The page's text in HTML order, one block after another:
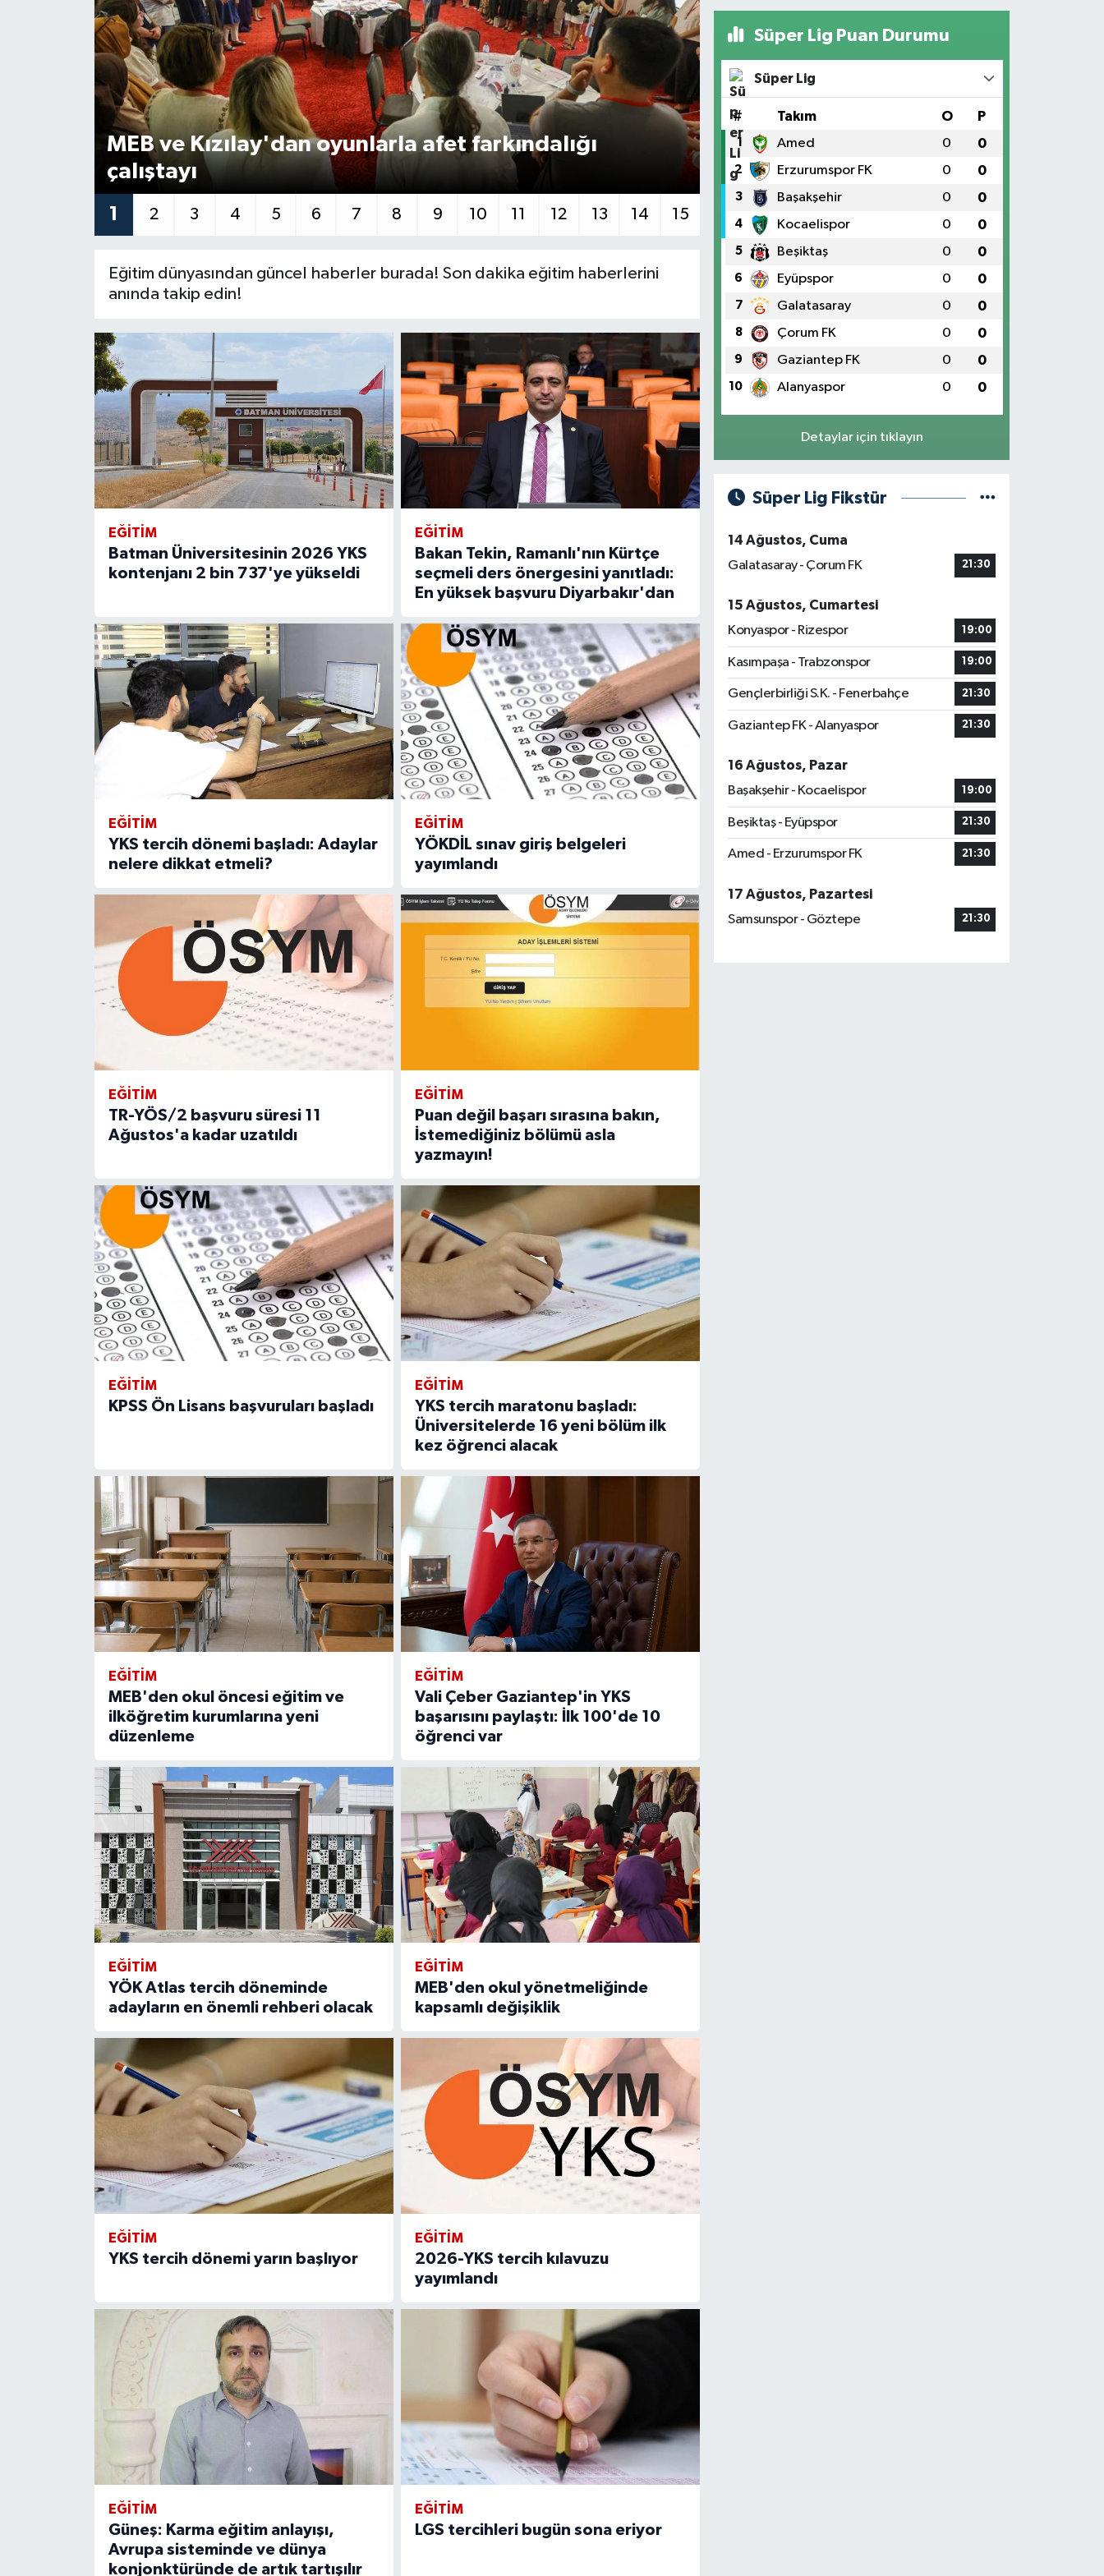
MEB ve Kızılay'dan oyunlarla afet farkındalığı
çalıştayı
İstanbul'da LGS sonuçlarıyla en
açıklandı
1 2 3 4 5 6 7 8 9 10 11 12 13 14 15
Eğitim dünyasından güncel haberler burada! Son dakika eğitim haberlerini
anında takip edin!
EĞITIM
Batman Üniversitesinin 2026 YKS
kontenjanı 2 bin 737'ye yükseldi
EĞITIM
Bakan Tekin, Ramanlı'nın Kürtçe
seçmeli ders önergesini yanıtladı:
En yüksek başvuru Diyarbakır'dan
EĞITIM
YKS tercih dönemi başladı: Adaylar
nelere dikkat etmeli?
EĞITIM
YÖKDİL sınav giriş belgeleri
yayımlandı
EĞITIM
TR-YÖS/2 başvuru süresi 11
Ağustos'a kadar uzatıldı
EĞITIM
Puan değil başarı sırasına bakın,
İstemediğiniz bölümü asla
yazmayın!
EĞITIM
KPSS Ön Lisans başvuruları başladı
EĞITIM
YKS tercih maratonu başladı:
Üniversitelerde 16 yeni bölüm ilk
kez öğrenci alacak
EĞITIM
MEB'den okul öncesi eğitim ve
ilköğretim kurumlarına yeni
düzenleme
EĞITIM
Vali Çeber Gaziantep'in YKS
başarısını paylaştı: İlk 100'de 10
öğrenci var
EĞITIM
YÖK Atlas tercih döneminde
adayların en önemli rehberi olacak
EĞITIM
MEB'den okul yönetmeliğinde
kapsamlı değişiklik
EĞITIM
YKS tercih dönemi yarın başlıyor
EĞITIM
2026-YKS tercih kılavuzu
yayımlandı
EĞITIM
Güneş: Karma eğitim anlayışı,
Avrupa sisteminde ve dünya
konjonktüründe de artık tartışılır
EĞITIM
LGS tercihleri bugün sona eriyor
Süper Lig Puan Durumu
Süper Lig
# Takım O P
1 Amed 0 0
2 Erzurumspor FK 0 0
3 Başakşehir 0 0
4 Kocaelispor 0 0
5 Beşiktaş 0 0
6 Eyüpspor 0 0
7 Galatasaray 0 0
8 Çorum FK 0 0
9 Gaziantep FK 0 0
10 Alanyaspor 0 0
Detaylar için tıklayın
Süper Lig Fikstür
14 Ağustos, Cuma
Galatasaray - Çorum FK
21:30
15 Ağustos, Cumartesi
Konyaspor - Rizespor
19:00
Kasımpaşa - Trabzonspor 19:00
Gençlerbirliği S.K. - Fenerbahçe 21:30
Gaziantep FK - Alanyaspor 21:30
16 Ağustos, Pazar
Başakşehir - Kocaelispor
19:00
Beşiktaş - Eyüpspor 21:30
Amed - Erzurumspor FK 21:30
17 Ağustos, Pazartesi
Samsunspor - Göztepe
21:30
Bi̇li̇m & Teknoloji̇